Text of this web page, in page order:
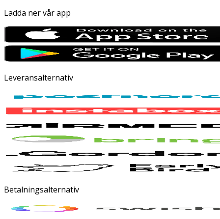
Ladda ner vår app
Leveransalternativ
Betalningsalternativ